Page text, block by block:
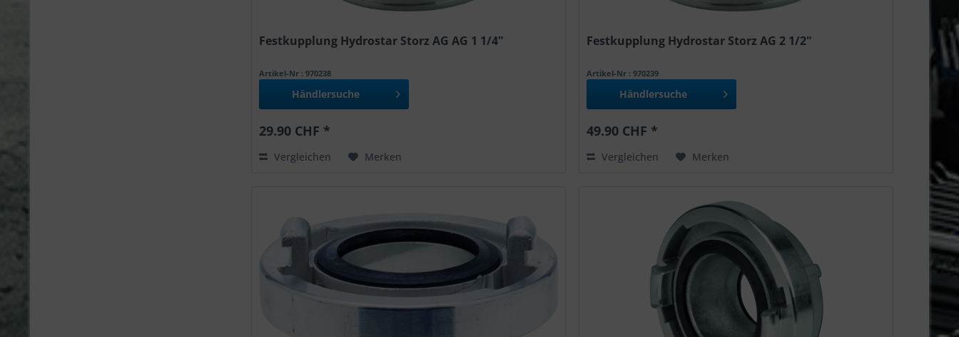
Festkupplung Hydrostar Storz AG AG 1 1/4"
Artikel-Nr : 970238
Händlersuche
29.90 CHF *
Vergleichen Merken
Festkupplung Hydrostar Storz AG 2 1/2"
Artikel-Nr : 970239
Händlersuche
49.90 CHF *
Vergleichen Merken